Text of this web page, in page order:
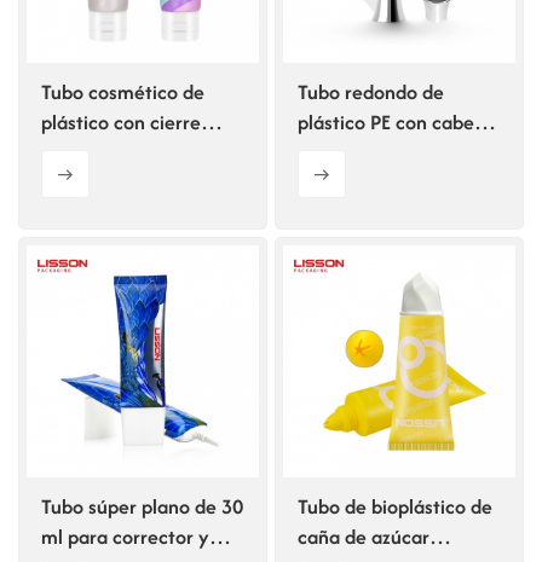
Tubo cosmético de
plástico con cierre
adorable para crema
Tubo redondo de
plástico PE con cabezal
personalizado de 5 ml
Tubo súper plano de 30
ml para corrector y
Tubo de bioplástico de
caña de azúcar